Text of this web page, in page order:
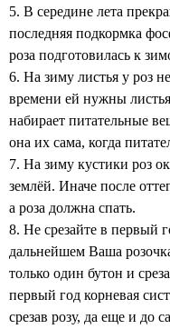
5. В середине лета
последняя подкормка
роза подготовилась к
6. На зиму листья у роз
времени ей нужны
набирает питательные
она их сама, когда
7. На зиму кустики роз
землёй. Иначе после
а роза должна спать.
8. Не срезайте в первый
дальнейшем Ваша
только один бутон и
первый год корневая
срезав розу, да еще и до